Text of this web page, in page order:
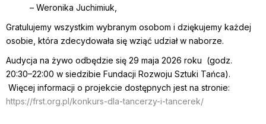
– Weronika Juchimiuk,
Gratulujemy wszystkim wybranym osobom i dziękujemy każdej
osobie, która zdecydowała się wziąć udział w naborze.
Audycja na żywo odbędzie się 29 maja 2026 roku (godz.
20:30–22:00 w siedzibie Fundacji Rozwoju Sztuki Tańca).
Więcej informacji o projekcie dostępnych jest na stronie:
https://frst.org.pl/konkurs-dla-tancerzy-i-tancerek/